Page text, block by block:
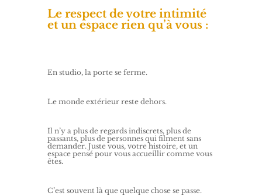
Le respect de votre intimité
et un espace rien qu’à vous :
En studio, la porte se ferme.
Le monde extérieur reste dehors.
Il n’y a plus de regards indiscrets, plus de
passants, plus de personnes qui filment sans
demander. Juste vous, votre histoire, et un
espace pensé pour vous accueillir comme vous
êtes.
C’est souvent là que quelque chose se passe.